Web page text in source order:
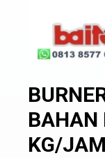
BAHAN
KG/JAM